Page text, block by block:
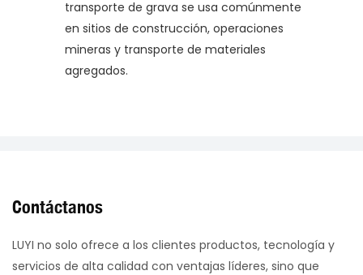
transporte de grava se usa comúnmente
en sitios de construcción, operaciones
mineras y transporte de materiales
agregados.
Contáctanos
LUYI no solo ofrece a los clientes productos, tecnología y
servicios de alta calidad con ventajas líderes, sino que